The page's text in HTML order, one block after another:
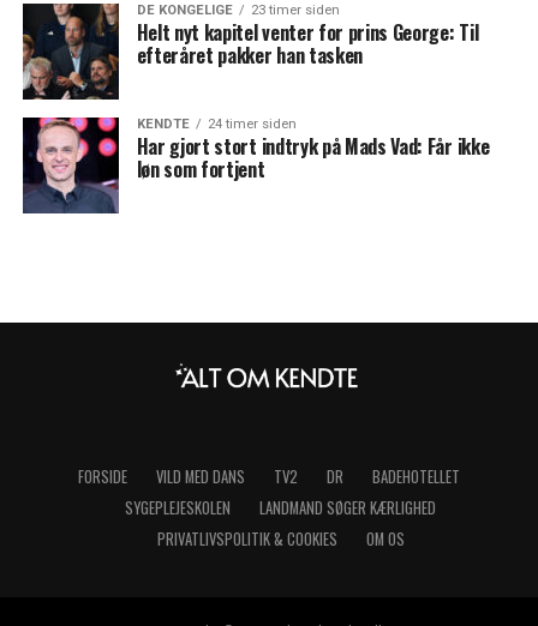
DE KONGELIGE 23 timer siden
Helt nyt kapitel venter for prins George: Til
efteråret pakker han tasken
KENDTE 24 timer siden
Har gjort stort indtryk på Mads Vad: Får ikke
løn som fortjent
FORSIDE VILD MED DANS TV2 DR
BADEHOTELLET
SYGEPLEJESKOLEN
LANDMAND SØGER KÆRLIGHED
PRIVATLIVSPOLITIK & COOKIES
OM OS